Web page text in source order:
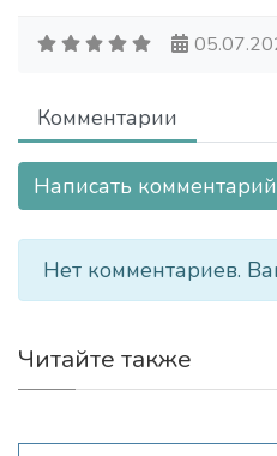
Комментарии
Написать комментарий
Нет комментариев.
Читайте также